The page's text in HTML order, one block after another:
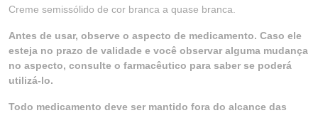
Creme semissólido de cor branca a quase branca.
Antes de usar, observe o aspecto de medicamento. Caso ele
esteja no prazo de validade e você observar alguma mudança
no aspecto, consulte o farmacêutico para saber se poderá
utilizá-lo.
Todo medicamento deve ser mantido fora do alcance das